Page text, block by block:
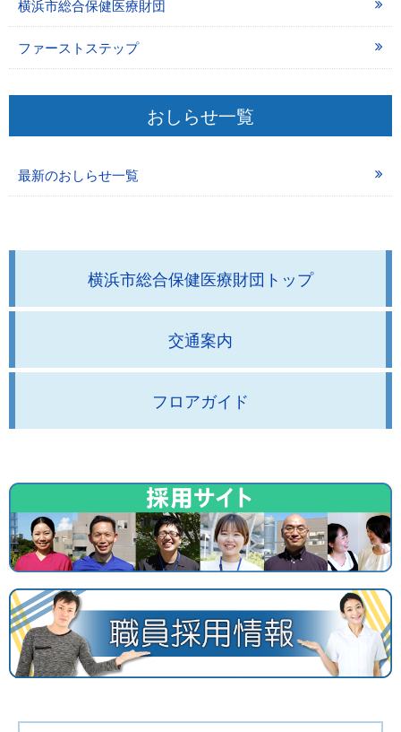
横浜市総合保健医療財団
ファーストステップ
おしらせ一覧
最新のおしらせ一覧
横浜市総合保健医療財団トップ
交通案内
フロアガイド